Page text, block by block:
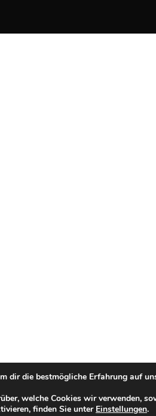
dir die bestmögliche Erfahrung auf
welche Cookies wir verwenden,
finden Sie unter Einstellungen.